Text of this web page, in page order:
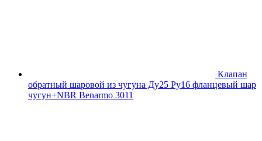
Клапан
обратный шаровой из чугуна Ду25 Ру16 фланцевый шар
чугун+NBR Benarmo 3011